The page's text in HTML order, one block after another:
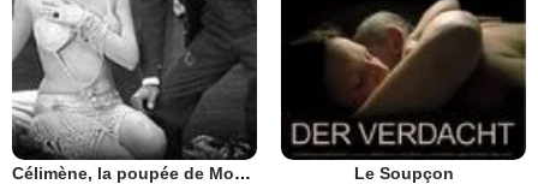
Célimène, la poupée de Montmartre Le Soupçon